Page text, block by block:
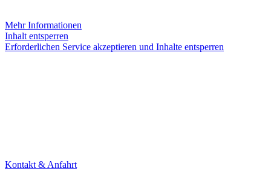
Mehr Informationen
Inhalt entsperren
Erforderlichen Service akzeptieren und Inhalte entsperren
Kontakt & Anfahrt